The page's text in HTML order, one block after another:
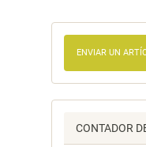
ENVIAR UN
CONTADOR